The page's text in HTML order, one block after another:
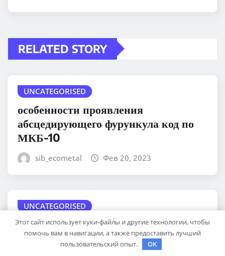
RELATED STORY
UNCATEGORISED
особенности проявления
абсцедирующего фурункула код по
МКБ-10
sib_ecometal Фев 20, 2023
UNCATEGORISED
Особенности образования стержня у
фурункула
Этот сайт использует куки-файлы и другие технологии, чтобы
помочь вам в навигации, а также предоставить лучший
пользовательский опыт.
OK